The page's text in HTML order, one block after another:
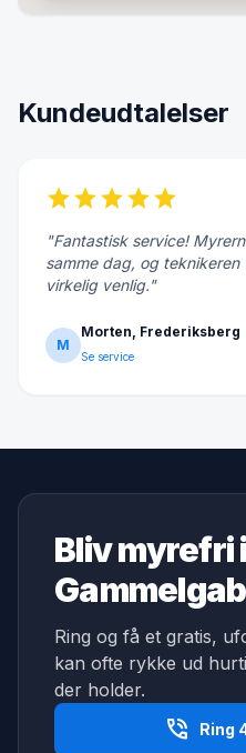
Kundeudtalelser
starstarstarstarstar
"Fantastisk service!
samme dag, og teknikeren
virkelig venlig."
M
Morten, Frederiksberg
Se service
Bliv myrefri i
Gammelgab
Ring og få et gratis,
kan ofte rykke ud
der holder.
phone_in_talk Ring